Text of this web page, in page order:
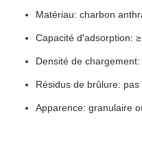
Matériau: charbon
Capacité d'adsorption:
Densité de
Résidus de brûlure:
Apparence: granulaire